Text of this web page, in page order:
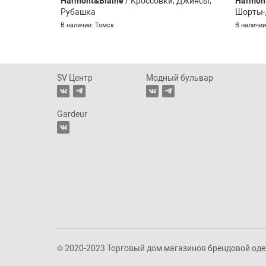
Рубашка
В наличии: Томск В
SV Центр Модный бульвар
Gardeur
© 2020-2023 Торговый дом магазинов брендовой